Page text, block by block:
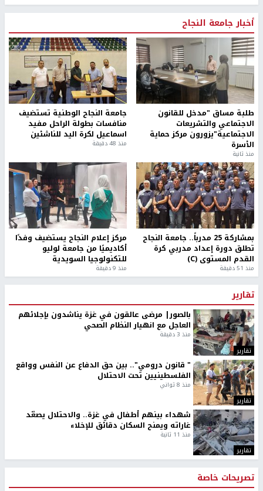
أخبار جامعة النجاح
طلبة مساق "مدخل للقانون
الاجتماعي والتشريعات
الاجتماعية"يزورون مركز حماية
الأسرة
منذ ثانية
جامعة النجاح الوطنية تستضيف
منافسات بطولة الراحل مفيد
اسماعيل لكرة اليد للناشئين
منذ 48 دقيقة
بمشاركة 25 مدرباً.. جامعة النجاح
تطلق دورة إعداد مدربي كرة
القدم المستوى (C)
منذ 51 دقيقة
مركز إعلام النجاح يستضيف وفدًا
أكاديميًا من جامعة لوليو
للتكنولوجيا السويدية
منذ 9 دقيقة
تقارير
تقارير
بالصور| مرضى عالقون في غزة يناشدون بإجلائهم
العاجل مع انهيار النظام الصحي
منذ 3 دقيقة
تقارير
" قانون درومي".. بين حق الدفاع عن النفس وواقع
الفلسطينيين تحت الاحتلال
منذ 8 ثواني
تقارير
شهداء بينهم أطفال في غزة.. والاحتلال يصعّد
غاراته ويمنح السكان دقائق للإخلاء
منذ 11 ثانية
تصريحات خاصة